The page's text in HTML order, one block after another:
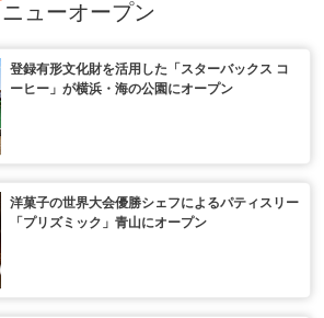
ニューオープン
登録有形文化財を活用した「スターバックス コ
ーヒー」が横浜・海の公園にオープン
洋菓子の世界大会優勝シェフによるパティスリー
「プリズミック」青山にオープン